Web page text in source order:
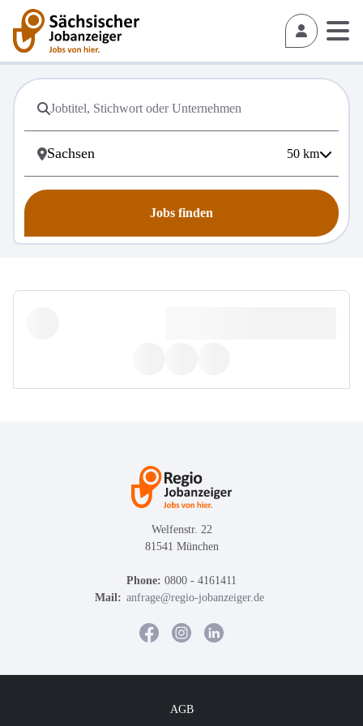
50 km
Jobs finden
Welfenstr. 22
81541 München
Phone: 0800 - 4161411
Mail: anfrage@regio-jobanzeiger.de
AGB